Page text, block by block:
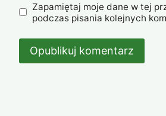
Zapamiętaj moje dane w tej
podczas pisania kolejnych